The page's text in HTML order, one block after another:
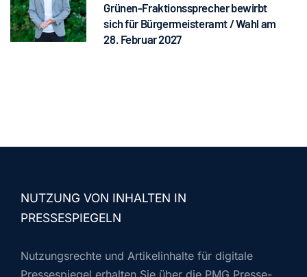
Grünen-Fraktionssprecher bewirbt
sich für Bürgermeisteramt / Wahl am
28. Februar 2027
NUTZUNG VON INHALTEN IN
PRESSESPIEGELN
Nutzungsrechte und Artikelinhalte für digitale
Pressespiegel erhalten Sie über die PMG Presse-